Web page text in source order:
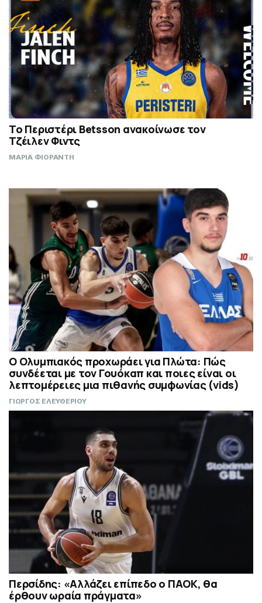
Το Περιστέρι Betsson ανακοίνωσε τον
Τζέιλεν Φιντς
ΜΑΡΙΑ ΦΙΟΡΑΝΤΗ
Ο Ολυμπιακός προχωράει για Πλώτα: Πώς
συνδέεται με τον Γουόκαπ και ποιες είναι οι
λεπτομέρειες μια πιθανής συμφωνίας (vids)
ΓΙΩΡΓΟΣ ΕΛΕΥΘΕΡΙΟΥ
Περσίδης: «Αλλάζει επίπεδο ο ΠΑΟΚ, θα
έρθουν ωραία πράγματα»